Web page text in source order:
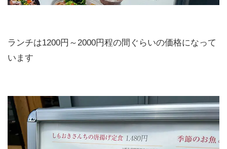
ランチは1200円～2000円程の間ぐらいの価格になって
います